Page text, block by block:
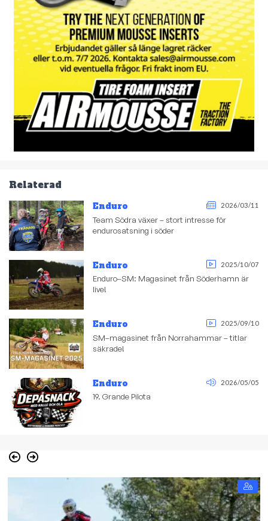
Relaterad
Enduro 2026/03/11
Team Södra växer – stort intresse för
endurosatsning i söder
Enduro 2025/10/07
Enduro–SM: Magasinet från Söderhamn är
live!
Enduro 2025/09/10
SM–magasinet från Norrahammar – titlar
säkrade!
Enduro 2026/05/05
19. Grande Pilota